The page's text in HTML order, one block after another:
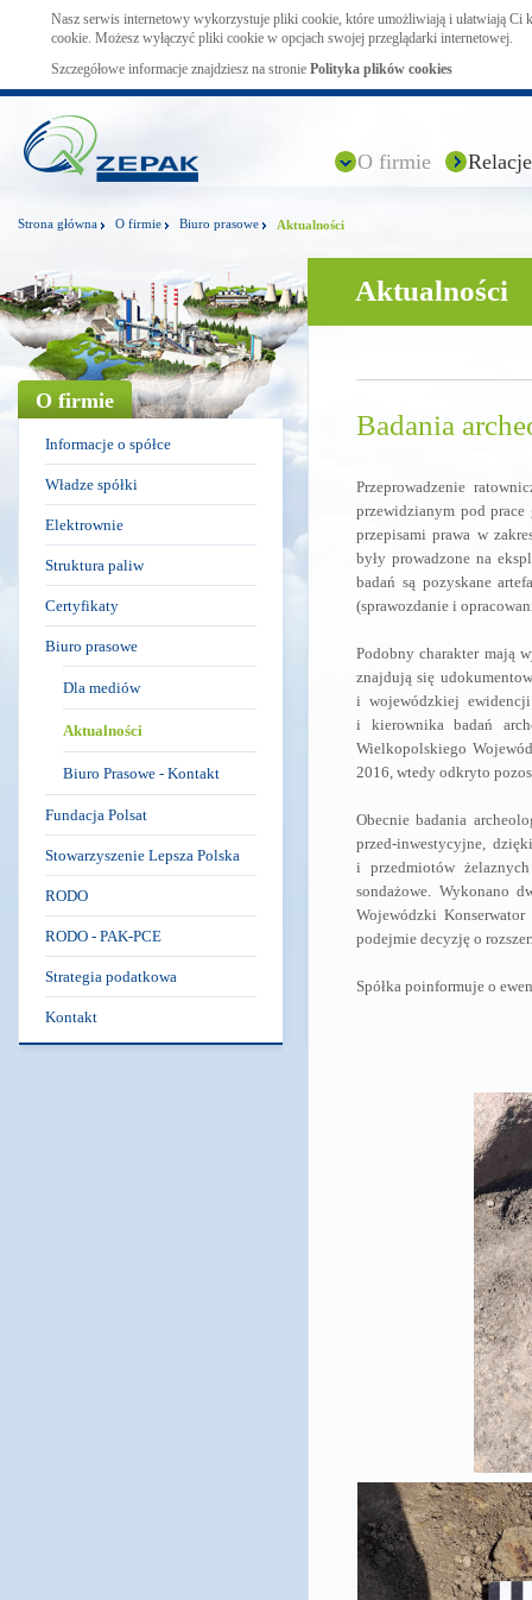
Nasz serwis internetowy wykorzystuje pliki cookie, które umożliwiają i ułatwiają Ci
cookie. Możesz wyłączyć pliki cookie w opcjach swojej przeglądarki internetowej.
Szczegółowe informacje znajdziesz na stronie Polityka plików cookies
O firmie
Strona główna O firmie Biuro prasowe Aktualności
O firmie
Informacje o spółce
Władze spółki
Elektrownie
Struktura paliw
Certyfikaty
Biuro prasowe
Dla mediów
Aktualności
Biuro Prasowe - Kontakt
Fundacja Polsat
Stowarzyszenie Lepsza Polska
RODO
RODO - PAK-PCE
Strategia podatkowa
Kontakt
Aktualności
Badania
Przeprowadzenie
przewidzianym pod
przepisami prawa w
były prowadzone na
badań są pozyskane
(sprawozdanie i
Podobny charakter mają
znajdują się
i wojewódzkiej
i kierownika badań
Wielkopolskiego
2016, wtedy odkryto
Obecnie badania
przed-inwestycyjne,
i przedmiotów
sondażowe. Wykonano
Wojewódzki
podejmie decyzję o
Spółka poinformuje o